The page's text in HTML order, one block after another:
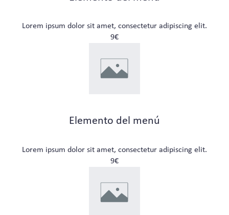
Lorem ipsum dolor sit amet, consectetur adipiscing elit.
9€
Elemento del menú
Lorem ipsum dolor sit amet, consectetur adipiscing elit.
9€